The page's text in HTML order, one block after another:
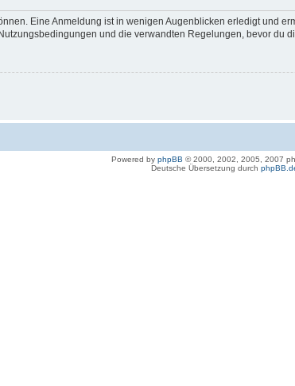
Eine Anmeldung ist in wenigen Augenblicken erledigt und
und die verwandten Regelungen, bevor
Powered by phpBB © 2000, 2002, 2005, 2007
Deutsche Übersetzung durch